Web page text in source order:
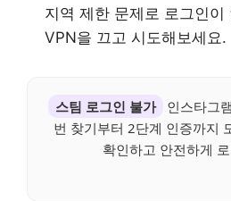
지역 제한 문제로 로그인이
VPN을 끄고 시도해보세요.
스팀 로그인 불가
인스타그
번 찾기부터 2단계 인증까지
확인하고 안전하게